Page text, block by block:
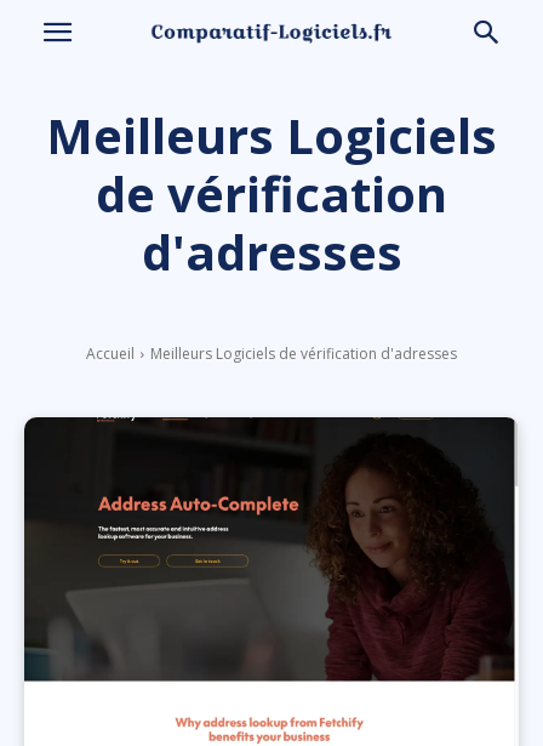
Meilleurs Logiciels
de vérification
d'adresses
Accueil Meilleurs Logiciels de vérification d'adresses